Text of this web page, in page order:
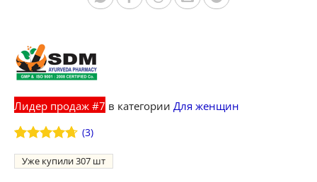
Лидер продаж #7 в категории Для женщин
Рейтинг
4.67из 5
3
(3)
Уже купили307